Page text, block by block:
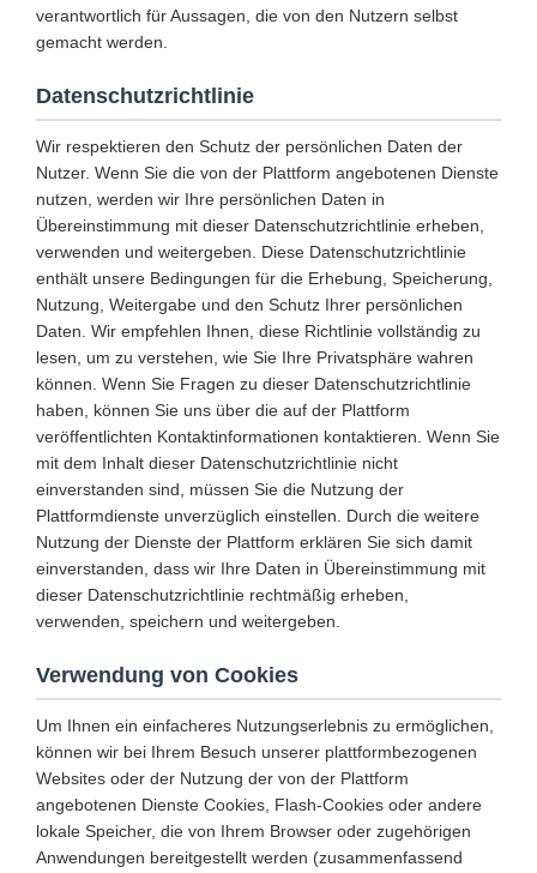
verantwortlich für Aussagen, die von den Nutzern selbst
gemacht werden.
Datenschutzrichtlinie
Wir respektieren den Schutz der persönlichen Daten der
Nutzer. Wenn Sie die von der Plattform angebotenen Dienste
nutzen, werden wir Ihre persönlichen Daten in
Übereinstimmung mit dieser Datenschutzrichtlinie erheben,
verwenden und weitergeben. Diese Datenschutzrichtlinie
enthält unsere Bedingungen für die Erhebung, Speicherung,
Nutzung, Weitergabe und den Schutz Ihrer persönlichen
Daten. Wir empfehlen Ihnen, diese Richtlinie vollständig zu
lesen, um zu verstehen, wie Sie Ihre Privatsphäre wahren
können. Wenn Sie Fragen zu dieser Datenschutzrichtlinie
haben, können Sie uns über die auf der Plattform
veröffentlichten Kontaktinformationen kontaktieren. Wenn Sie
mit dem Inhalt dieser Datenschutzrichtlinie nicht
einverstanden sind, müssen Sie die Nutzung der
Plattformdienste unverzüglich einstellen. Durch die weitere
Nutzung der Dienste der Plattform erklären Sie sich damit
einverstanden, dass wir Ihre Daten in Übereinstimmung mit
dieser Datenschutzrichtlinie rechtmäßig erheben,
verwenden, speichern und weitergeben.
Verwendung von Cookies
Um Ihnen ein einfacheres Nutzungserlebnis zu ermöglichen,
können wir bei Ihrem Besuch unserer plattformbezogenen
Websites oder der Nutzung der von der Plattform
angebotenen Dienste Cookies, Flash-Cookies oder andere
lokale Speicher, die von Ihrem Browser oder zugehörigen
Anwendungen bereitgestellt werden (zusammenfassend